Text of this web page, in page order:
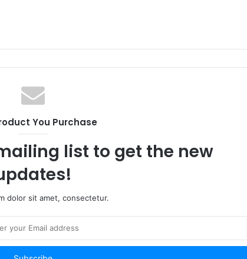
You Purchase
list to get the new
dolor sit amet, consectetur.